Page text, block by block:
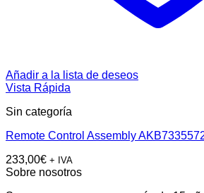
Añadir a la lista de deseos
Vista Rápida
Sin categoría
Remote Control Assembly
233,00€ + IVA
Sobre nosotros